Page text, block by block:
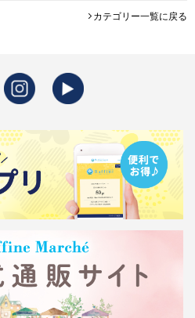
カテゴリー一覧に戻る